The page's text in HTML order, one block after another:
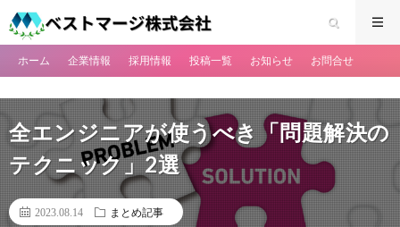
ホーム 企業情報 採用情報 投稿一覧 お知らせ お問合せ
全エンジニアが使うべき「問題解決の
テクニック」2選
2023.08.14 まとめ記事